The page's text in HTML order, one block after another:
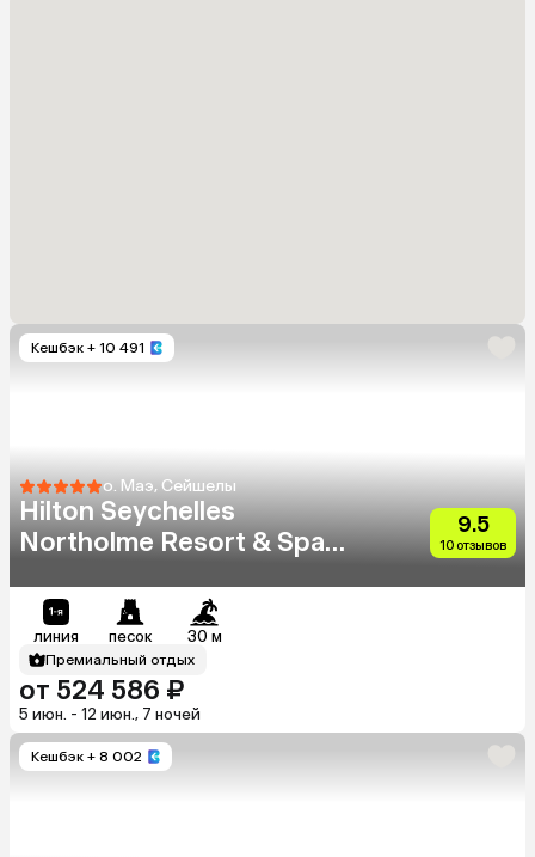
Кешбэк + 10 491
о. Маэ, Сейшелы
Hilton Seychelles
Northolme Resort & Spa
9.5
10 отзывов
линия песок 30 м
Премиальный отдых
от 524 586 ₽
5 июн. - 12 июн., 7 ночей
Кешбэк + 8 002